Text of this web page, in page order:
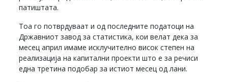
патиштата.
Тоа го потврдуваат и од последните податоци на
Државниот завод за статистика, кои велат дека за
месец април имаме исклучително висок степен на
реализација на капитални проекти што е за речиси
една третина подобар за истиот месец од лани.